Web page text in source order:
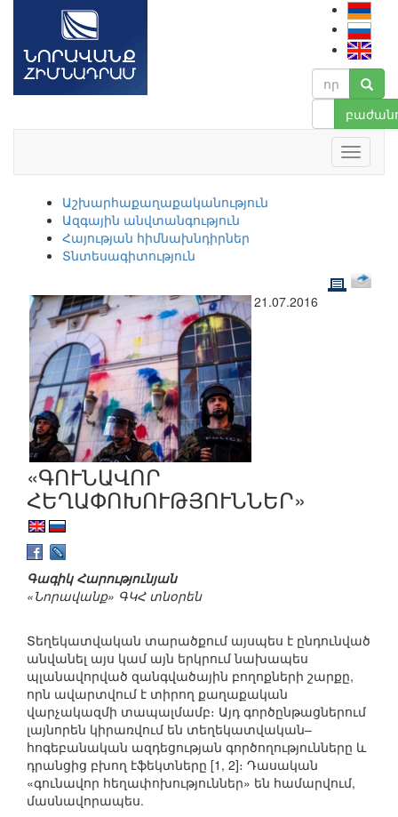
Աշխարհաքաղաքականություն
Ազգային անվտանգություն
Հայության հիմնախնդիրներ
Տնտեսագիտություն
21.07.2016
«ԳՈՒՆԱՎՈՐ
ՀԵՂԱՓՈԽՈՒԹՅՈՒՆՆԵՐ»
Գագիկ Հարությունյան
«Նորավանք» ԳԿՀ տնօրեն
Տեղեկատվական տարածքում այսպես է ընդունված
անվանել այս կամ այն երկրում նախապես
պլանավորված զանգվածային բողոքների շարքը,
որն ավարտվում է տիրող քաղաքական
վարչակազմի տապալմամբ։ Այդ գործընթացներում
լայնորեն կիրառվում են տեղեկատվական–
հոգեբանական ազդեցության գործողությունները և
դրանցից բխող էֆեկտները [1, 2]։ Դասական
«գունավոր հեղափոխություններ» են համարվում,
մասնավորապես.